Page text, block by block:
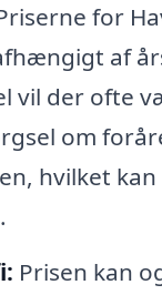
for
af
vil der ofte
om
hvilket
Prisen kan